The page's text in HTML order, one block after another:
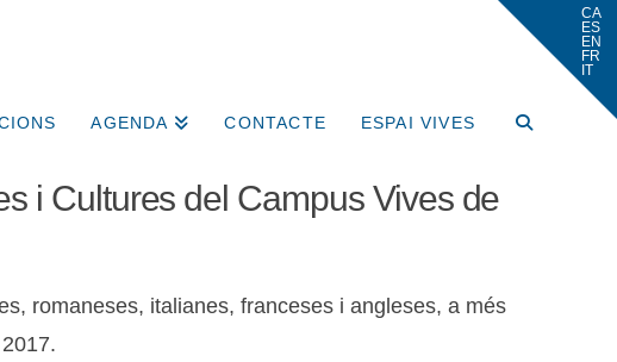
AGENDA CONTACTE ESPAI VIVES
i Cultures del Campus Vives de
romaneses, italianes, franceses i angleses, a més